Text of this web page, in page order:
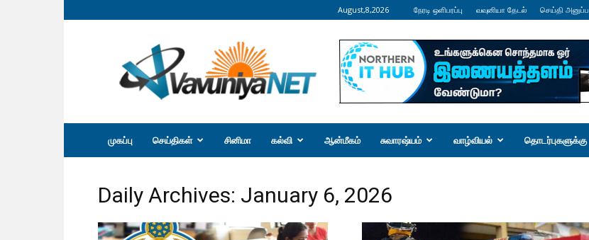
August,8,2026 நேரடி ஒளிபரப்பு வவுனியா தேடல் செய்தி அனுப்ப
வவுனியா
நெற்
முகப்பு செய்திகள் சினிமா கல்வி ஆன்மீகம் சுவாரஷ்யம் வாழ்வியல் தொடர்புகளுக்கு
Daily Archives: January 6, 2026